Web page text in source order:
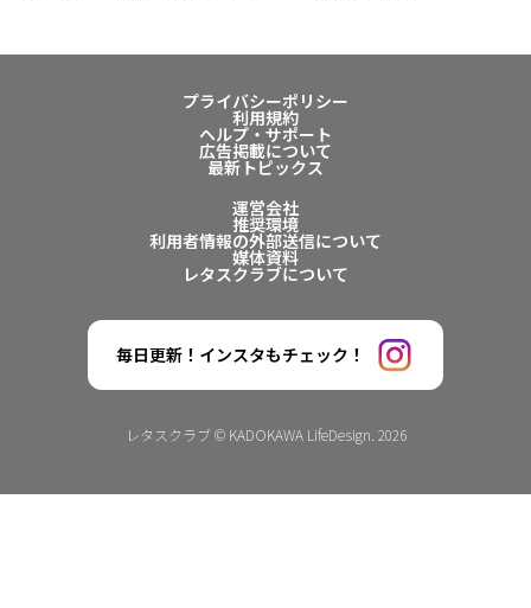
プライバシーポリシー
利用規約
ヘルプ・サポート
広告掲載について
最新トピックス
運営会社
推奨環境
利用者情報の外部送信について
媒体資料
レタスクラブについて
毎日更新！インスタもチェック！
レタスクラブ © KADOKAWA LifeDesign. 2026